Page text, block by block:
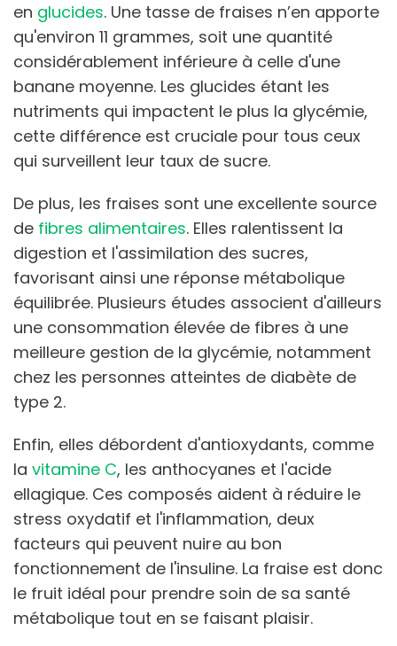
en glucides. Une tasse de fraises n’en apporte
qu'environ 11 grammes, soit une quantité
considérablement inférieure à celle d'une
banane moyenne. Les glucides étant les
nutriments qui impactent le plus la glycémie,
cette différence est cruciale pour tous ceux
qui surveillent leur taux de sucre.
De plus, les fraises sont une excellente source
de fibres alimentaires. Elles ralentissent la
digestion et l'assimilation des sucres,
favorisant ainsi une réponse métabolique
équilibrée. Plusieurs études associent d'ailleurs
une consommation élevée de fibres à une
meilleure gestion de la glycémie, notamment
chez les personnes atteintes de diabète de
type 2.
Enfin, elles débordent d'antioxydants, comme
la vitamine C, les anthocyanes et l'acide
ellagique. Ces composés aident à réduire le
stress oxydatif et l'inflammation, deux
facteurs qui peuvent nuire au bon
fonctionnement de l'insuline. La fraise est donc
le fruit idéal pour prendre soin de sa santé
métabolique tout en se faisant plaisir.